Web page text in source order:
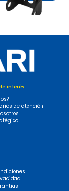
interés
de atención